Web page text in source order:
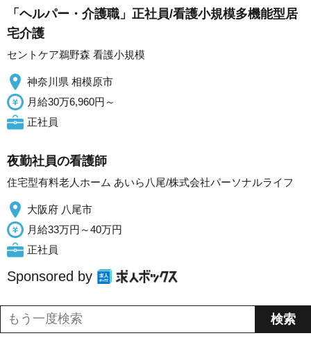
「ヘルパー・介護職」正社員/看護小規模多機能型居
宅介護
セントケア鵜野森 看護小規模
神奈川県 相模原市
月給30万6,960円～
正社員
夜勤社員の看護師
住宅型有料老人ホーム あいら八尾/株式会社パーソナルライフ
大阪府 八尾市
月給33万円～40万円
正社員
Sponsored by